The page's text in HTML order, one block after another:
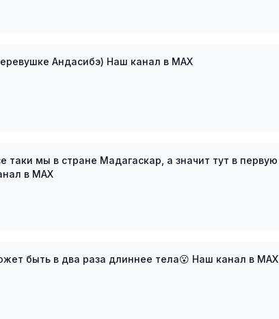
Обстановочка в Мадагаскарской деревушке Андасибэ) Наш канал в MAX
таки мы в стране Мадагаскар, а значит тут в первую
лемуры) Наш канал в MAX
Вы знаете что у хамелеона язык может быть в два раза длиннее тела😮 Наш канал в MAX